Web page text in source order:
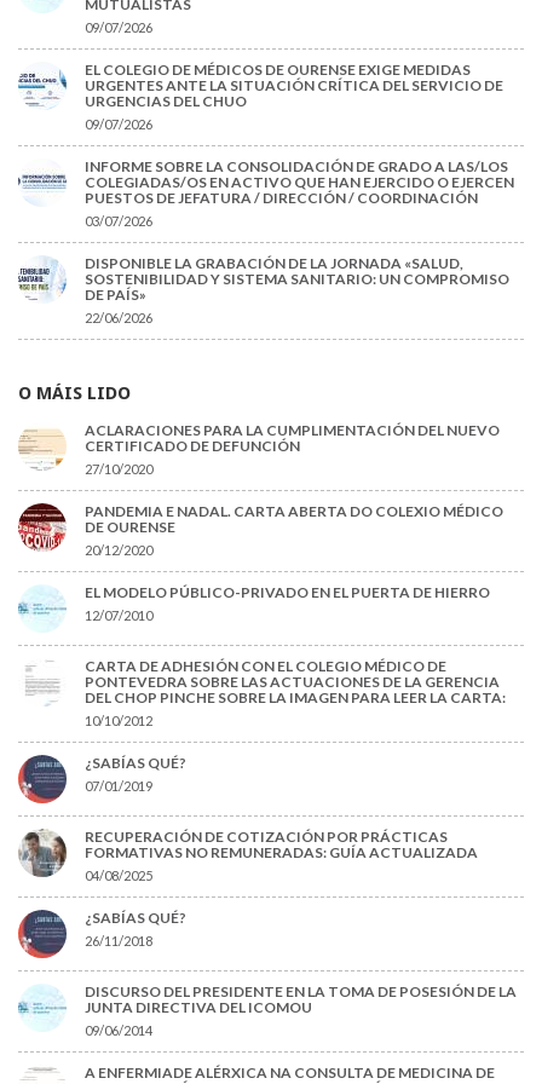
MUTUALISTAS
09/07/2026
EL COLEGIO DE MÉDICOS DE OURENSE EXIGE MEDIDAS
URGENTES ANTE LA SITUACIÓN CRÍTICA DEL SERVICIO DE
URGENCIAS DEL CHUO
09/07/2026
INFORME SOBRE LA CONSOLIDACIÓN DE GRADO A LAS/LOS
COLEGIADAS/OS EN ACTIVO QUE HAN EJERCIDO O EJERCEN
PUESTOS DE JEFATURA / DIRECCIÓN / COORDINACIÓN
03/07/2026
DISPONIBLE LA GRABACIÓN DE LA JORNADA «SALUD,
SOSTENIBILIDAD Y SISTEMA SANITARIO: UN COMPROMISO
DE PAÍS»
22/06/2026
O MÁIS LIDO
ACLARACIONES PARA LA CUMPLIMENTACIÓN DEL NUEVO
CERTIFICADO DE DEFUNCIÓN
27/10/2020
PANDEMIA E NADAL. CARTA ABERTA DO COLEXIO MÉDICO
DE OURENSE
20/12/2020
EL MODELO PÚBLICO-PRIVADO EN EL PUERTA DE HIERRO
12/07/2010
CARTA DE ADHESIÓN CON EL COLEGIO MÉDICO DE
PONTEVEDRA SOBRE LAS ACTUACIONES DE LA GERENCIA
DEL CHOP PINCHE SOBRE LA IMAGEN PARA LEER LA CARTA:
10/10/2012
¿SABÍAS QUÉ?
07/01/2019
RECUPERACIÓN DE COTIZACIÓN POR PRÁCTICAS
FORMATIVAS NO REMUNERADAS: GUÍA ACTUALIZADA
04/08/2025
¿SABÍAS QUÉ?
26/11/2018
DISCURSO DEL PRESIDENTE EN LA TOMA DE POSESIÓN DE LA
JUNTA DIRECTIVA DEL ICOMOU
09/06/2014
A ENFERMIADE ALÉRXICA NA CONSULTA DE MEDICINA DE